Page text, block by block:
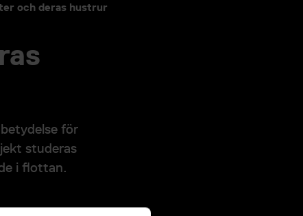
och deras hustrur
för
studeras
i flottan.